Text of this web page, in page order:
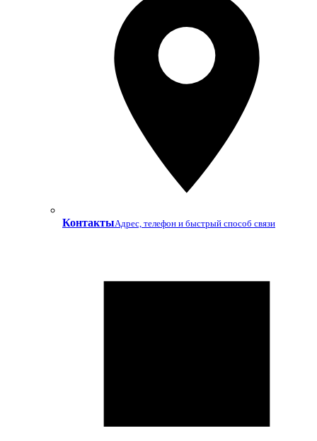
КонтактыАдрес, телефон и быстрый способ связи